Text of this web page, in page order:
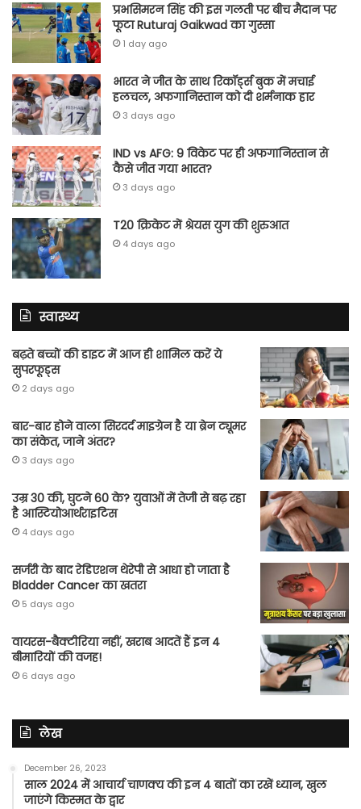
प्रभसिमरन सिंह की इस गलती पर बीच मैदान पर
फूटा Ruturaj Gaikwad का गुस्सा
1 day ago
भारत ने जीत के साथ रिकॉर्ड्स बुक में मचाई
हलचल, अफगानिस्तान को दी शर्मनाक हार
3 days ago
IND vs AFG: 9 विकेट पर ही अफगानिस्तान से
कैसे जीत गया भारत?
3 days ago
T20 क्रिकेट में श्रेयस युग की शुरुआत
4 days ago
स्वास्थ्य
बढ़ते बच्चों की डाइट में आज ही शामिल करें ये
सुपरफूड्स
2 days ago
बार-बार होने वाला सिरदर्द माइग्रेन है या ब्रेन ट्यूमर
का संकेत, जाने अंतर?
3 days ago
उम्र 30 की, घुटने 60 के? युवाओं में तेजी से बढ़ रहा
है आस्टियोआर्थराइटिस
4 days ago
सर्जरी के बाद रेडिएशन थेरेपी से आधा हो जाता है
Bladder Cancer का खतरा
5 days ago
वायरस-बैक्टीरिया नहीं, खराब आदतें हैं इन 4
बीमारियों की वजह!
6 days ago
लेख
December 26, 2023
साल 2024 में आचार्य चाणक्य की इन 4 बातों का रखें ध्यान, खुल
जाएंगे किस्मत के द्वार